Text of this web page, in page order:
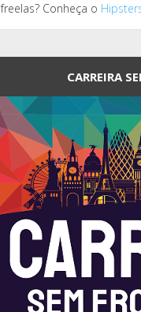
freelas? Conheça o
CARREIRA